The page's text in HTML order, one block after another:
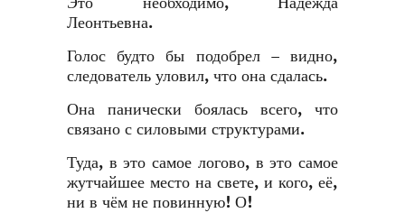
Леонтьевна.
Голос будто бы подобрел – видно,
следователь уловил, что она сдалась.
Она панически боялась всего, что
связано с силовыми структурами.
Туда, в это самое логово, в это самое
жутчайшее место на свете, и кого, её,
ни в чём не повинную! О!